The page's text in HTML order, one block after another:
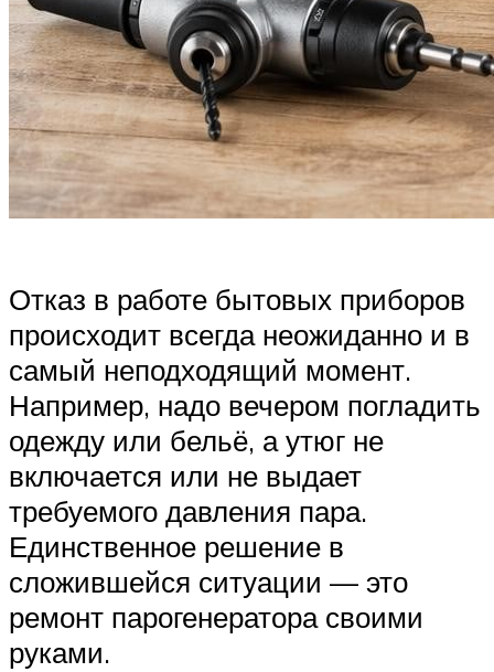
Отказ в работе бытовых приборов
происходит всегда неожиданно и в
самый неподходящий момент.
Например, надо вечером погладить
одежду или бельё, а утюг не
включается или не выдает
требуемого давления пара.
Единственное решение в
сложившейся ситуации — это
ремонт парогенератора своими
руками.